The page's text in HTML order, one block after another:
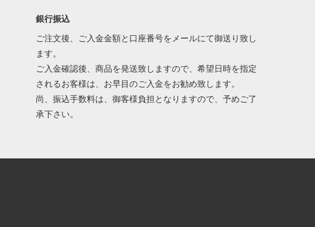
銀行振込
ご注文後、ご入金金額と口座番号をメールにて御送り致し
ます。
ご入金確認後、商品を発送致しますので、希望日時を指定
されるお客様は、お早目のご入金をお勧め致します。
尚、振込手数料は、御客様負担となりますので、予めご了
承下さい。